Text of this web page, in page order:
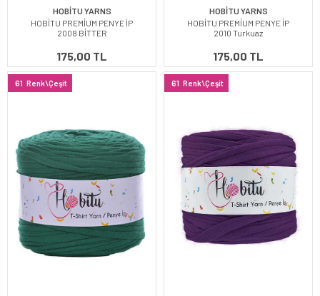
HOBİTU YARNS
HOBİTU PREMİUM PENYE İP
2008 BİTTER
175,00 TL
HOBİTU YARNS
HOBİTU PREMİUM PENYE İP
2010 Turkuaz
175,00 TL
61 Renk\Çeşit 61 Renk\Çeşit